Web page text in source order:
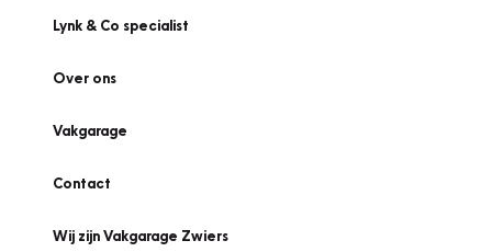
Lynk & Co specialist
Over ons
Vakgarage
Contact
Wij zijn Vakgarage Zwiers